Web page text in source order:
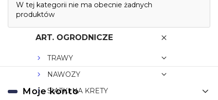
PROJEKT NAWADNIANIA
ART. OGRODNICZE
TRAWY
NAWOZY
SIATKI NA KRETY
W tej kategorii nie ma obecnie żadnych
produktów
Linki w stopce
Moje konto